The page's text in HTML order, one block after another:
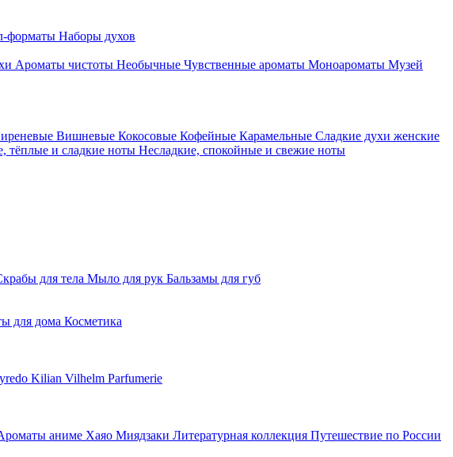
форматы Наборы духов
Ароматы чистоты Необычные Чувственные ароматы Моноароматы Музей
Вишневые Кокосовые Кофейные Карамельные Сладкие духи женские
тёплые и сладкие ноты Несладкие, спокойные и свежие ноты
для тела Мыло для рук Бальзамы для губ
для дома Косметика
Kilian Vilhelm Parfumerie
аниме Хаяо Миядзаки Литературная коллекция Путешествие по России